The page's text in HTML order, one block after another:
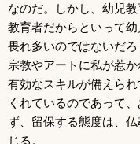
なのだ。しかし、幼児
教育者だからといって
畏れ多いのではないだろ
宗教やアートに私が惹
有効なスキルが備えら
くれているのであって
ず、留保する態度は、
じる。